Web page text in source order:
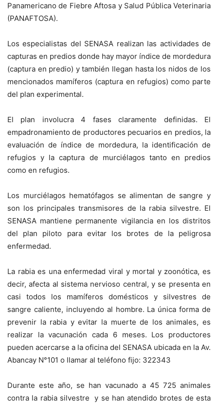
Panamericano de Fiebre Aftosa y Salud Pública Veterinaria
(PANAFTOSA).
Los especialistas del SENASA realizan las actividades de
capturas en predios donde hay mayor índice de mordedura
(captura en predio) y también llegan hasta los nidos de los
mencionados mamíferos (captura en refugios) como parte
del plan experimental.
El plan involucra 4 fases claramente definidas. El
empadronamiento de productores pecuarios en predios, la
evaluación de índice de mordedura, la identificación de
refugios y la captura de murciélagos tanto en predios
como en refugios.
Los murciélagos hematófagos se alimentan de sangre y
son los principales transmisores de la rabia silvestre. El
SENASA mantiene permanente vigilancia en los distritos
del plan piloto para evitar los brotes de la peligrosa
enfermedad.
La rabia es una enfermedad viral y mortal y zoonótica, es
decir, afecta al sistema nervioso central, y se presenta en
casi todos los mamíferos domésticos y silvestres de
sangre caliente, incluyendo al hombre. La única forma de
prevenir la rabia y evitar la muerte de los animales, es
realizar la vacunación cada 6 meses. Los productores
pueden acercarse a la oficina del SENASA ubicada en la Av.
Abancay N°101 o llamar al teléfono fijo: 322343
Durante este año, se han vacunado a 45 725 animales
contra la rabia silvestre y se han atendido brotes de esta